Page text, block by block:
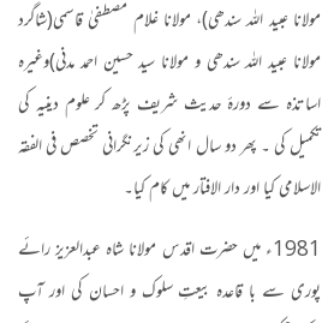
مولانا عبید اللہ سندھی)، مولانا غلام مصطفیٰ قاسمی(شاگرد
مولانا عبید اللہ سندھی و مولانا سید حسین احمد مدنی)وغیرہ
اساتذہ سے دورۂ حدیث شریف پڑھ کر علوم دینیہ کی
تکمیل کی ۔ پھر دو سال انھی کی زیرنگرانی تخصص فی الفقہ
الاسلامی کیا اور دار الافتار میں کام کیا۔
1981ء میں حضرت اقدس مولانا شاہ عبدالعزیز رائے
پوری سے با قاعدہ بیعتِ سلوک و احسان کی اور آپ